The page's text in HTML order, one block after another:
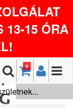
13-15 ÓRA
0